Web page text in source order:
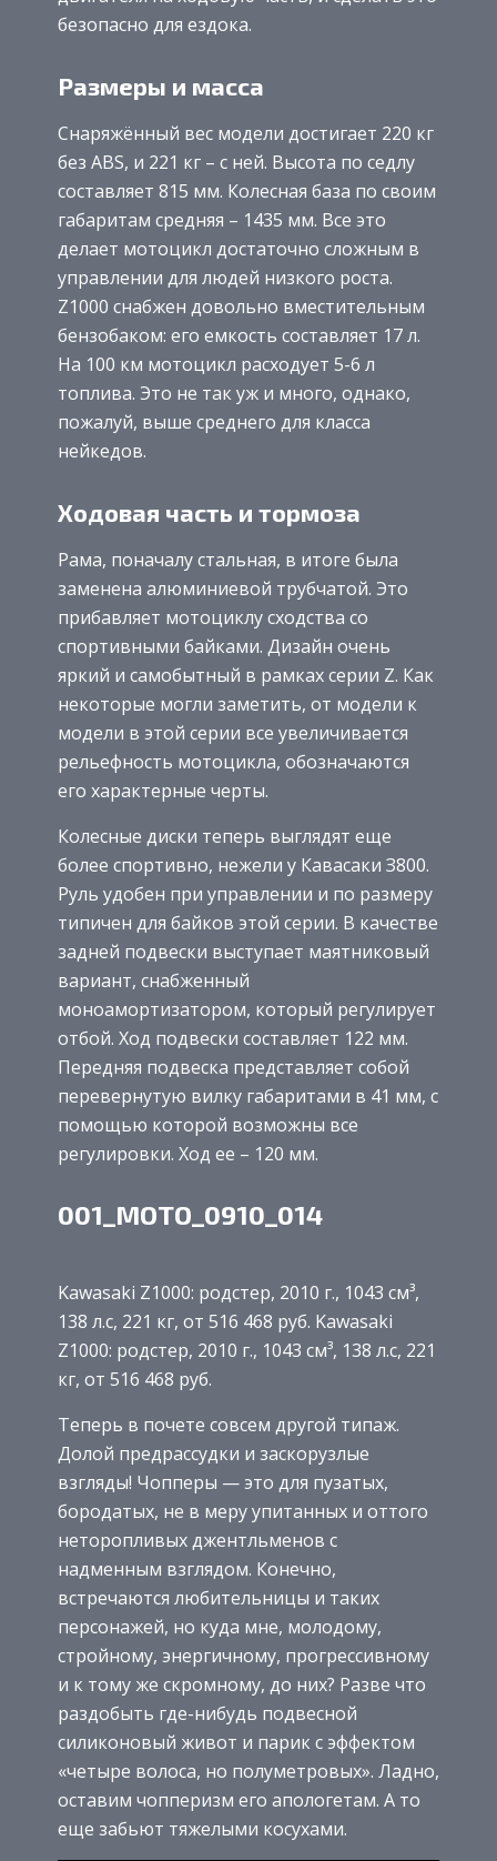
безопасно для ездока.
Размеры и масса
Снаряжённый вес модели достигает 220 кг
без ABS, и 221 кг – с ней. Высота по седлу
составляет 815 мм. Колесная база по своим
габаритам средняя – 1435 мм. Все это
делает мотоцикл достаточно сложным в
управлении для людей низкого роста.
Z1000 снабжен довольно вместительным
бензобаком: его емкость составляет 17 л.
На 100 км мотоцикл расходует 5-6 л
топлива. Это не так уж и много, однако,
пожалуй, выше среднего для класса
нейкедов.
Ходовая часть и тормоза
Рама, поначалу стальная, в итоге была
заменена алюминиевой трубчатой. Это
прибавляет мотоциклу сходства со
спортивными байками. Дизайн очень
яркий и самобытный в рамках серии Z. Как
некоторые могли заметить, от модели к
модели в этой серии все увеличивается
рельефность мотоцикла, обозначаются
его характерные черты.
Колесные диски теперь выглядят еще
более спортивно, нежели у Кавасаки З800.
Руль удобен при управлении и по размеру
типичен для байков этой серии. В качестве
задней подвески выступает маятниковый
вариант, снабженный
моноамортизатором, который регулирует
отбой. Ход подвески составляет 122 мм.
Передняя подвеска представляет собой
перевернутую вилку габаритами в 41 мм, с
помощью которой возможны все
регулировки. Ход ее – 120 мм.
001_MOTO_0910_014
Kawasaki Z1000: родстер, 2010 г., 1043 см³,
138 л.с, 221 кг, от 516 468 руб. Kawasaki
Z1000: родстер, 2010 г., 1043 см³, 138 л.с, 221
кг, от 516 468 руб.
Теперь в почете совсем другой типаж.
Долой предрассудки и заскорузлые
взгляды! Чопперы — это для пузатых,
бородатых, не в меру упитанных и оттого
неторопливых джентльменов с
надменным взглядом. Конечно,
встречаются любительницы и таких
персонажей, но куда мне, молодому,
стройному, энергичному, прогрессивному
и к тому же скромному, до них? Разве что
раздобыть где-нибудь подвесной
силиконовый живот и парик с эффектом
«четыре волоса, но полуметровых». Ладно,
оставим чопперизм его апологетам. А то
еще забьют тяжелыми косухами.